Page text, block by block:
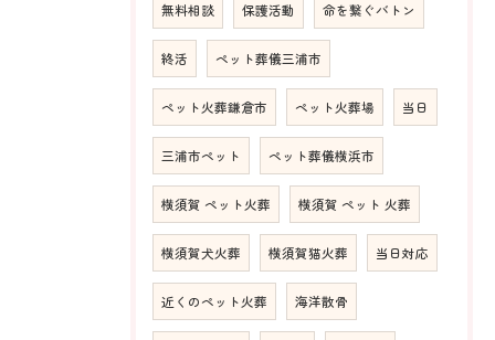
無料相談 保護活動 命を繋ぐバトン
終活 ペット葬儀三浦市
ペット火葬鎌倉市 ペット火葬場 当日
三浦市ペット ペット葬儀横浜市
横須賀 ペット火葬 横須賀 ペット 火葬
横須賀犬火葬 横須賀猫火葬 当日対応
近くのペット火葬 海洋散骨